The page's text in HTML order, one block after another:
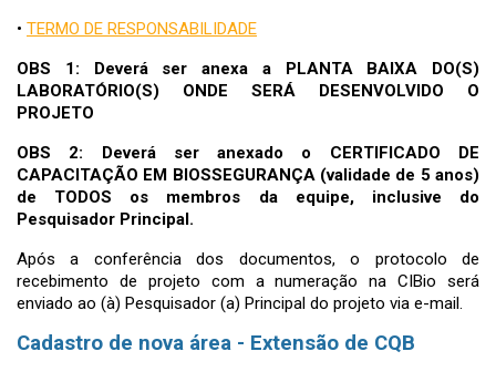
• TERMO DE RESPONSABILIDADE
OBS 1: Deverá ser anexa a PLANTA BAIXA DO(S)
LABORATÓRIO(S) ONDE SERÁ DESENVOLVIDO O
PROJETO
OBS 2: Deverá ser anexado o CERTIFICADO DE
CAPACITAÇÃO EM BIOSSEGURANÇA (validade de 5 anos)
de TODOS os membros da equipe, inclusive do
Pesquisador Principal.
Após a conferência dos documentos, o protocolo de
recebimento de projeto com a numeração na CIBio será
enviado ao (à) Pesquisador (a) Principal do projeto via e-mail.
Cadastro de nova área - Extensão de CQB